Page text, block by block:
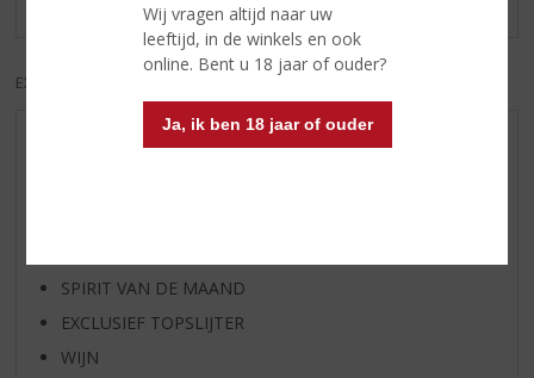
Wij vragen altijd naar uw
leeftijd, in de winkels en ook
online. Bent u 18 jaar of ouder?
Ja, ik ben 18 jaar of ouder
EXCL. BTW
AANBIEDINGEN
SPIRIT VAN DE MAAND
EXCLUSIEF TOPSLIJTER
WIJN